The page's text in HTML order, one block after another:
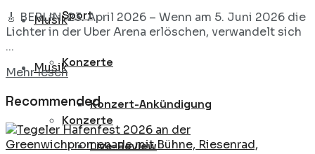
Sport
Musik
Konzerte
Musik
Konzerte
Konzert-Ankündigung
Live-Review
🎸 BERLIN, 23. April 2026 – Wenn am 5. Juni 2026 die
Lichter in der Uber Arena erlöschen, verwandelt sich
...
Mehr lesenDetails
Recommended